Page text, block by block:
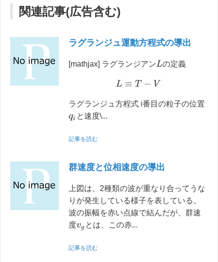
関連記事(広告含む)
ラグランジュ運動方程式の導出
[mathjax] ラグランジアンL の定義
L≡T− V
ラグランジュ方程式 i番目の粒子の位置
qi と速度\...
記事を読む
群速度と位相速度の導出
上図は、2種類の波が重なり合ってうな
りが発生している様子を表している。
波の振幅を赤い点線で結んだが、群速
度vg とは、この赤...
記事を読む